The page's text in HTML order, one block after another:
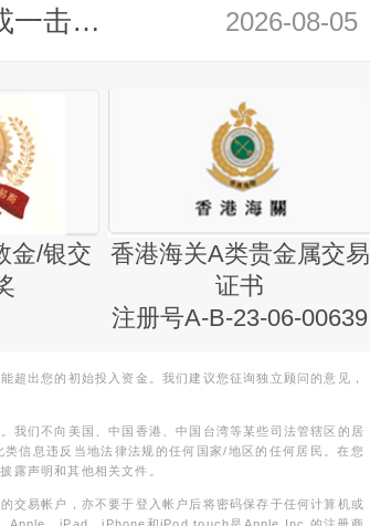
领峰金评：静待小非农指引 黄金或一击破局 2026-08-05
金/银交
香港海关A类贵金属交易
证书
注册号A-B-23-06-00639
超出您的初始投入资金。我们建议您征询独立顾问的意见，
我们不向美国、中国香港、中国台湾等某些司法管辖区的居
信息违反当地法律法规的任何国家/地区的任何居民。在您
露声明和其他相关文件。
交易帐户，亦不要于登入帐户后将密码保存于任何计算机或